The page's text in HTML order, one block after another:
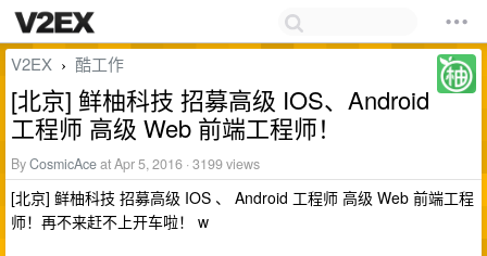
V2EX › 酷工作
[北京] 鲜柚科技 招募高级 IOS、Android
工程师 高级 Web 前端工程师！
ByCosmicAceat Apr 5, 2016 · 3199 views
[北京] 鲜柚科技 招募高级 IOS 、 Android 工程师 高级 Web 前端工程
师！再不来赶不上开车啦！ w